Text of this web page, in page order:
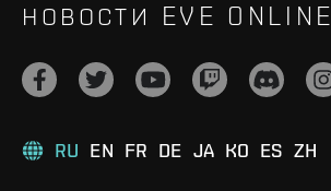
НОВОСТИ EVE ONLINE
RU EN FR DE JA KO ES ZH